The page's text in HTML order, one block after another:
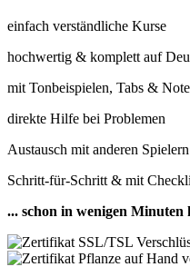
einfach verständliche Kurse
hochwertig & komplett auf
mit Tonbeispielen, Tabs &
direkte Hilfe bei Problemen
Austausch mit anderen Spielern
Schritt-für-Schritt & mit
... schon in wenigen Minuten